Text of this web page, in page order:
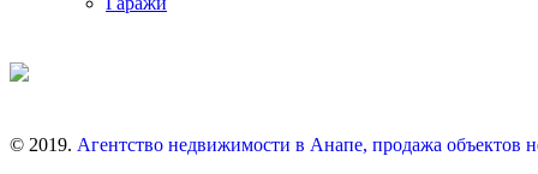
© 2019. Агентство недвижимости в Анапе, продажа объектов